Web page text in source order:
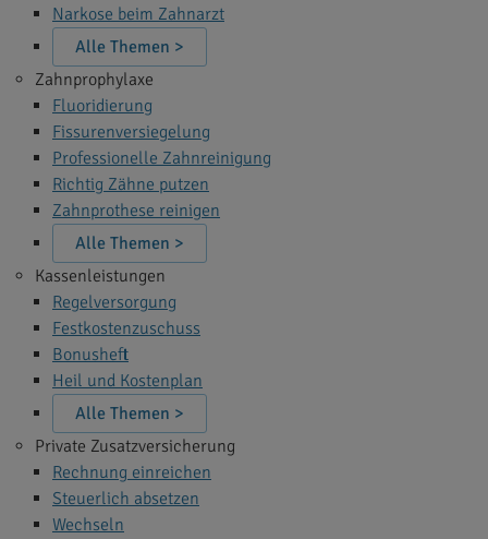
Narkose beim Zahnarzt
Alle Themen >
Zahnprophylaxe
Fluoridierung
Fissurenversiegelung
Professionelle Zahnreinigung
Richtig Zähne putzen
Zahnprothese reinigen
Alle Themen >
Kassenleistungen
Regelversorgung
Festkostenzuschuss
Bonusheft
Heil und Kostenplan
Alle Themen >
Private Zusatzversicherung
Rechnung einreichen
Steuerlich absetzen
Wechseln